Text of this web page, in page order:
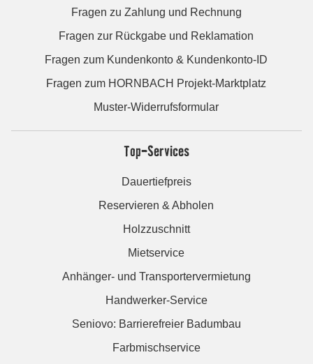
Fragen zu Zahlung und Rechnung
Fragen zur Rückgabe und Reklamation
Fragen zum Kundenkonto & Kundenkonto-ID
Fragen zum HORNBACH Projekt-Marktplatz
Muster-Widerrufsformular
Top-Services
Dauertiefpreis
Reservieren & Abholen
Holzzuschnitt
Mietservice
Anhänger- und Transportervermietung
Handwerker-Service
Seniovo: Barrierefreier Badumbau
Farbmischservice